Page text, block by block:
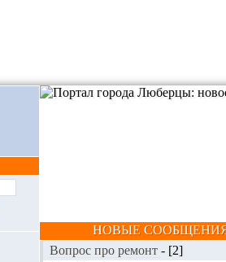
НОВЫЕ
Вопрос про ремонт - [2]